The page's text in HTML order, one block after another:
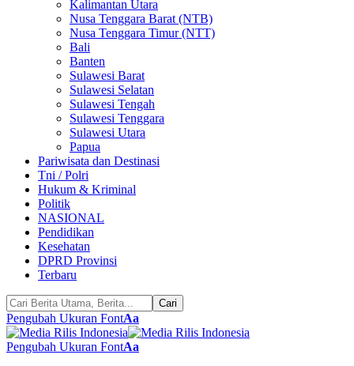
Kalimantan Utara
Nusa Tenggara Barat (NTB)
Nusa Tenggara Timur (NTT)
Bali
Banten
Sulawesi Barat
Sulawesi Selatan
Sulawesi Tengah
Sulawesi Tenggara
Sulawesi Utara
Papua
Pariwisata dan Destinasi
Tni / Polri
Hukum & Kriminal
Politik
NASIONAL
Pendidikan
Kesehatan
DPRD Provinsi
Terbaru
Pengubah Ukuran FontAa
Pengubah Ukuran FontAa